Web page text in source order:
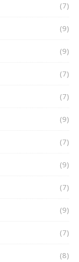
(7)
(9)
(9)
(7)
(7)
(9)
(7)
(9)
(7)
(9)
(7)
(8)